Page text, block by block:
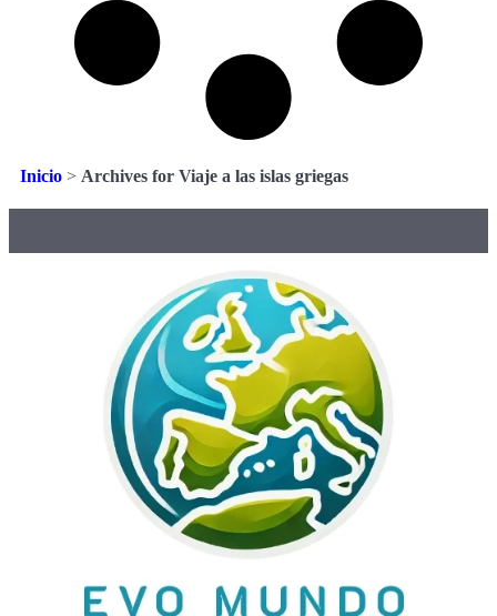
Inicio > Archives for Viaje a las islas griegas